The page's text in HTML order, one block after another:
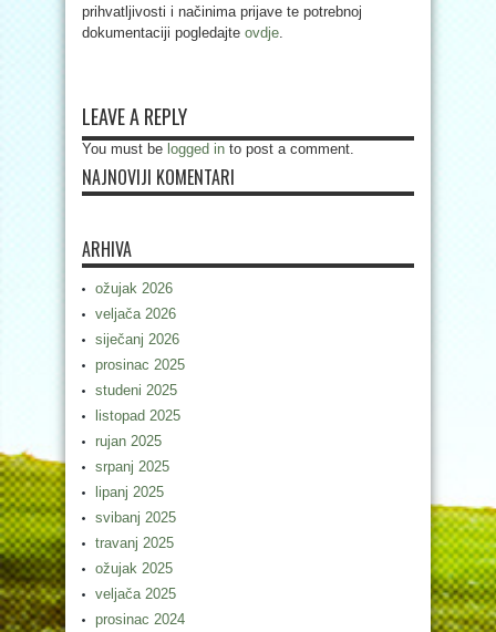
prihvatljivosti i načinima prijave te potrebnoj
dokumentaciji pogledajte ovdje.
LEAVE A REPLY
You must be logged in to post a comment.
NAJNOVIJI KOMENTARI
ARHIVA
ožujak 2026
veljača 2026
siječanj 2026
prosinac 2025
studeni 2025
listopad 2025
rujan 2025
srpanj 2025
lipanj 2025
svibanj 2025
travanj 2025
ožujak 2025
veljača 2025
prosinac 2024